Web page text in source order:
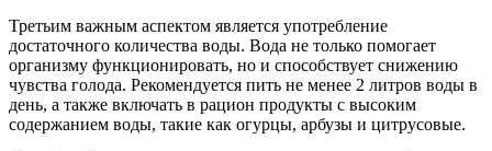
Третьим важным аспектом является употребление
достаточного количества воды. Вода не только помогает
организму функционировать, но и способствует снижению
чувства голода. Рекомендуется пить не менее 2 литров воды в
день, а также включать в рацион продукты с высоким
содержанием воды, такие как огурцы, арбузы и цитрусовые.